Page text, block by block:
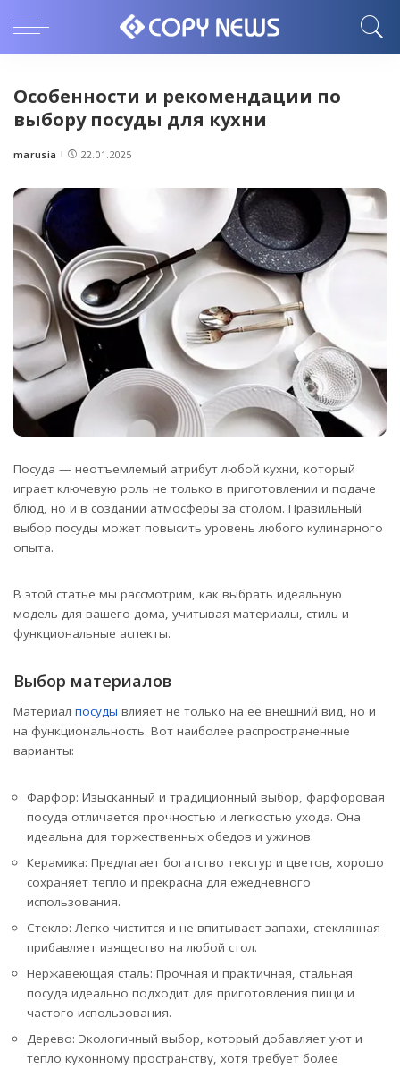
Особенности и рекомендации по
выбору посуды для кухни
Posted
marusia 22.01.2025
Посуда — неотъемлемый атрибут любой кухни, который
играет ключевую роль не только в приготовлении и подаче
блюд, но и в создании атмосферы за столом. Правильный
выбор посуды может повысить уровень любого кулинарного
опыта.
В этой статье мы рассмотрим, как выбрать идеальную
модель для вашего дома, учитывая материалы, стиль и
функциональные аспекты.
Выбор материалов
Материал посуды влияет не только на её внешний вид, но и
на функциональность. Вот наиболее распространенные
варианты:
Фарфор: Изысканный и традиционный выбор, фарфоровая
посуда отличается прочностью и легкостью ухода. Она
идеальна для торжественных обедов и ужинов.
Керамика: Предлагает богатство текстур и цветов, хорошо
сохраняет тепло и прекрасна для ежедневного
использования.
Стекло: Легко чистится и не впитывает запахи, стеклянная
прибавляет изящество на любой стол.
Нержавеющая сталь: Прочная и практичная, стальная
посуда идеально подходит для приготовления пищи и
частого использования.
Дерево: Экологичный выбор, который добавляет уют и
тепло кухонному пространству, хотя требует более